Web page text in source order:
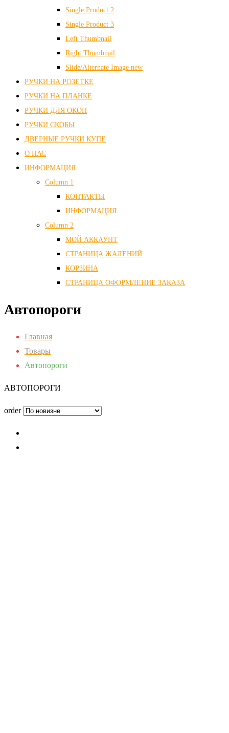
Single Product 2
Single Product 3
Left Thumbnail
Right Thumbnail
Slide/Alternate Image new
РУЧКИ НА РОЗЕТКЕ
РУЧКИ НА ПЛАНКЕ
РУЧКИ ДЛЯ ОКОН
РУЧКИ СКОБЫ
ДВЕРНЫЕ РУЧКИ КУПЕ
О НАС
ИНФОРМАЦИЯ
Column 1
КОНТАКТЫ
ИНФОРМАЦИЯ
Column 2
МОЙ АККАУНТ
СТРАНИЦА ЖАЛЕНИЙ
КОРЗИНА
СТРАНИЦА ОФОРМЛЕНИЕ ЗАКАЗА
Автопороги
Главная
Товары
Автопороги
АВТОПОРОГИ
order